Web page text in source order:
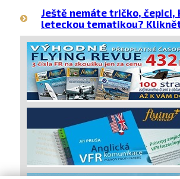
Ještě nemáte tričko, čepici,
leteckou tematikou?